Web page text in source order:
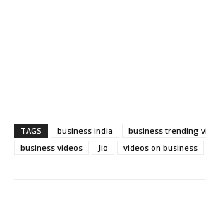
TAGS business india
business trending
business videos
Jio videos on business